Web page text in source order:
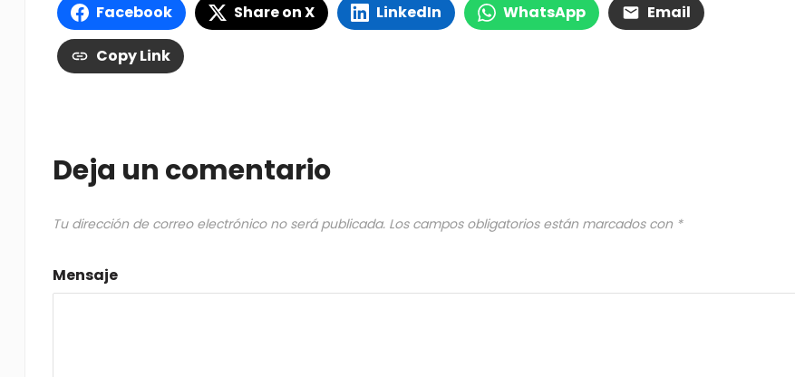
Facebook Share on X LinkedIn WhatsApp Email
Copy Link
Deja un comentario
Tu dirección de correo electrónico no será publicada. Los campos obligatorios están marcados con *
Mensaje